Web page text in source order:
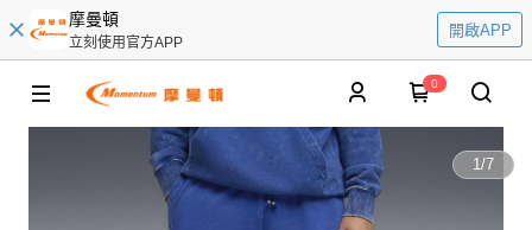
摩曼頓
立刻使用官方APP
開啟APP
0
1/7